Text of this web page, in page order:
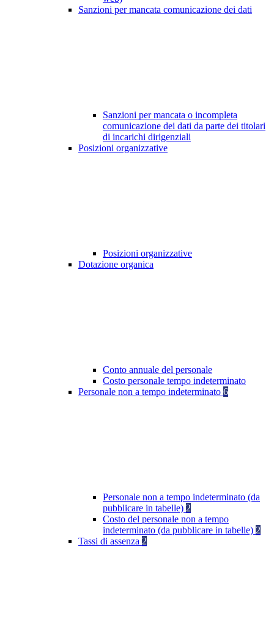
Sanzioni per mancata comunicazione dei dati
Sanzioni per mancata o incompleta
comunicazione dei dati da parte dei titolari
di incarichi dirigenziali
Posizioni organizzative
Posizioni organizzative
Dotazione organica
Conto annuale del personale
Costo personale tempo indeterminato
Personale non a tempo indeterminato 6
Personale non a tempo indeterminato (da
pubblicare in tabelle) 2
Costo del personale non a tempo
indeterminato (da pubblicare in tabelle) 2
Tassi di assenza 2